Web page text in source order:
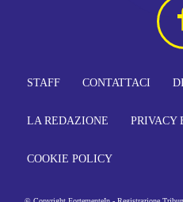
STAFF CONTATTACI
LA REDAZIONE PRIVACY
COOKIE POLICY